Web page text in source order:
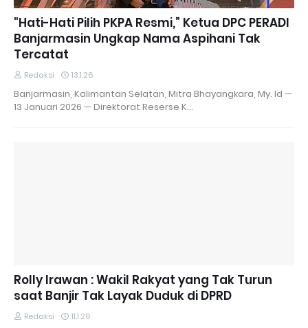
"Hati-Hati Pilih PKPA Resmi,” Ketua DPC PERADI
Banjarmasin Ungkap Nama Aspihani Tak
Tercatat
Redaksi 13.1.26
Banjarmasin, Kalimantan Selatan, Mitra Bhayangkara, My. Id —
13 Januari 2026 — Direktorat Reserse K…
Rolly Irawan : Wakil Rakyat yang Tak Turun
saat Banjir Tak Layak Duduk di DPRD
Redaksi 11.1.26